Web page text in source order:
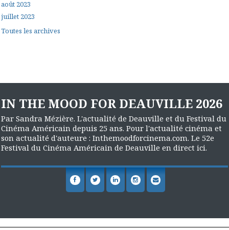
août 2023
juillet 2023
Toutes les archives
IN THE MOOD FOR DEAUVILLE 2026
Par Sandra Mézière. L'actualité de Deauville et du Festival du
Cinéma Américain depuis 25 ans. Pour l'actualité cinéma et
son actualité d'auteure : Inthemoodforcinema.com. Le 52e
Festival du Cinéma Américain de Deauville en direct ici.